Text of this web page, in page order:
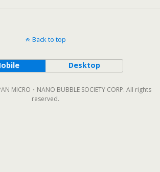
Back to top
Desktop
MICRO・NANO BUBBLE SOCIETY CORP. All rights
reserved.